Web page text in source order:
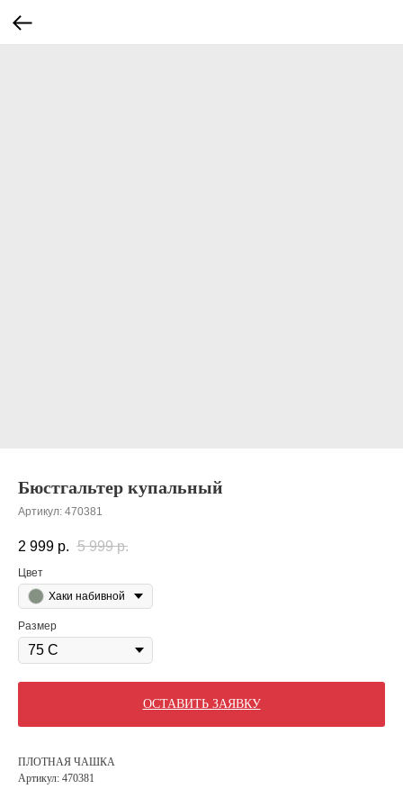
Бюстгальтер купальный
Артикул: 470381
2 999 р. 5 999 р.
Цвет
Хаки набивной
Размер
ОСТАВИТЬ ЗАЯВКУ
ПЛОТНАЯ ЧАШКА
Артикул: 470381